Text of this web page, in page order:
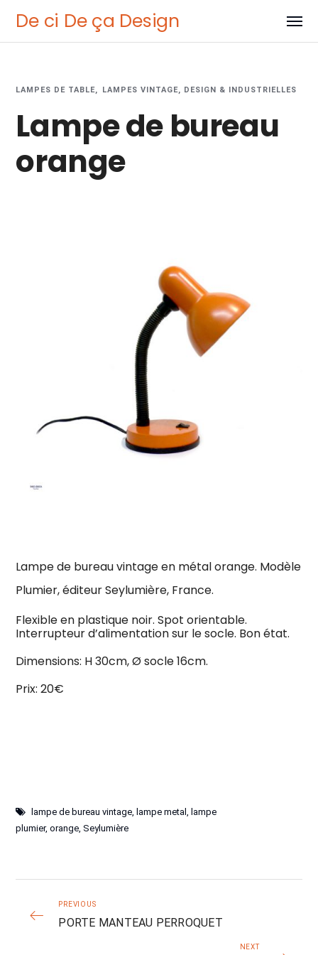
De ci De ça Design
LAMPES DE TABLE LAMPES VINTAGE, DESIGN & INDUSTRIELLES
Lampe de bureau
orange
Lampe de bureau vintage en métal orange. Modèle
Plumier, éditeur Seylumière, France.
Flexible en plastique noir. Spot orientable.
Interrupteur d’alimentation sur le socle. Bon état.
Dimensions: H 30cm, Ø socle 16cm.
Prix: 20€
lampe de bureau vintage, lampe metal, lampe
plumier,orange,Seylumière
PREVIOUS
PORTE MANTEAU PERROQUET
NEXT